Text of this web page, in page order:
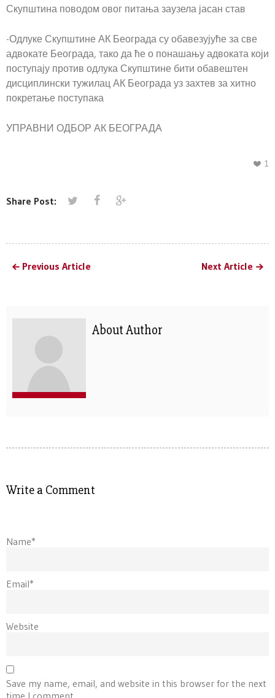
Скупштина поводом овог питања заузела јасан став
-Одлуке Скупштине АК Београда су обавезујуће за све
адвокате Београда, тако да ће о понашању адвоката који
поступају против одлука Скупштине бити обавештен
дисциплински тужилац АК Београда уз захтев за хитно
покретање поступака
УПРАВНИ ОДБОР АК БЕОГРАДА
1
Share Post:
Previous Article Next Article
About Author
Write a Comment
Name*
Email*
Website
Save my name, email, and website in this browser for the next
time I comment.